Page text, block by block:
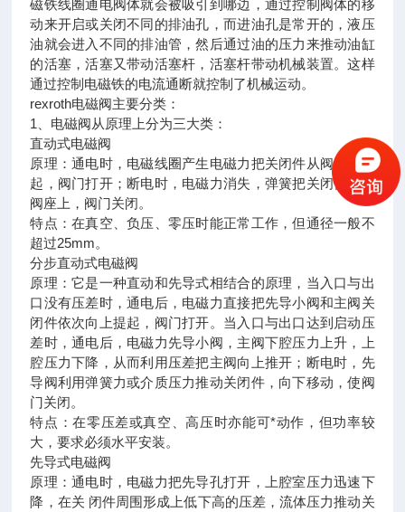
磁铁线圈通电阀体就会被吸引到哪边，通过控制阀体的移
动来开启或关闭不同的排油孔，而进油孔是常开的，液压
油就会进入不同的排油管，然后通过油的压力来推动油缸
的活塞，活塞又带动活塞杆，活塞杆带动机械装置。这样
通过控制电磁铁的电流通断就控制了机械运动。
rexroth电磁阀主要分类：
1、电磁阀从原理上分为三大类：
直动式电磁阀
原理：通电时，电磁线圈产生电磁力把关闭件从阀座上提
起，阀门打开；断电时，电磁力消失，弹簧把关闭件压在
阀座上，阀门关闭。
特点：在真空、负压、零压时能正常工作，但通径一般不
超过25mm。
分步直动式电磁阀
原理：它是一种直动和先导式相结合的原理，当入口与出
口没有压差时，通电后，电磁力直接把先导小阀和主阀关
闭件依次向上提起，阀门打开。当入口与出口达到启动压
差时，通电后，电磁力先导小阀，主阀下腔压力上升，上
腔压力下降，从而利用压差把主阀向上推开；断电时，先
导阀利用弹簧力或介质压力推动关闭件，向下移动，使阀
门关闭。
特点：在零压差或真空、高压时亦能可*动作，但功率较
大，要求必须水平安装。
先导式电磁阀
原理：通电时，电磁力把先导孔打开，上腔室压力迅速下
降，在关 闭件周围形成上低下高的压差，流体压力推动关